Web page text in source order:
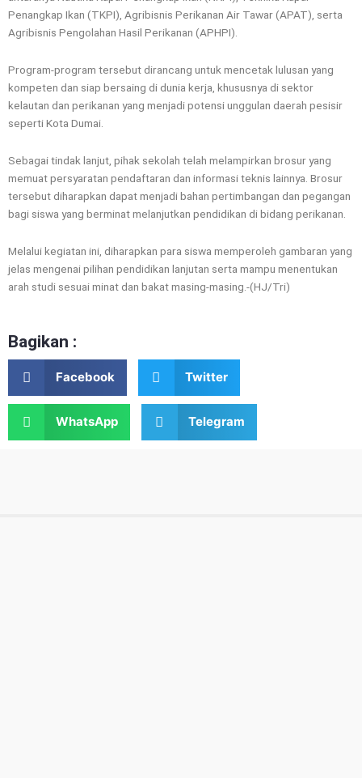
Penangkap Ikan (TKPI), Agribisnis Perikanan Air Tawar (APAT), serta
Agribisnis Pengolahan Hasil Perikanan (APHPI).
Program-program tersebut dirancang untuk mencetak lulusan yang
kompeten dan siap bersaing di dunia kerja, khususnya di sektor
kelautan dan perikanan yang menjadi potensi unggulan daerah pesisir
seperti Kota Dumai.
Sebagai tindak lanjut, pihak sekolah telah melampirkan brosur yang
memuat persyaratan pendaftaran dan informasi teknis lainnya. Brosur
tersebut diharapkan dapat menjadi bahan pertimbangan dan pegangan
bagi siswa yang berminat melanjutkan pendidikan di bidang perikanan.
Melalui kegiatan ini, diharapkan para siswa memperoleh gambaran yang
jelas mengenai pilihan pendidikan lanjutan serta mampu menentukan
arah studi sesuai minat dan bakat masing-masing.-(HJ/Tri)
Bagikan :
Facebook Twitter
WhatsApp Telegram